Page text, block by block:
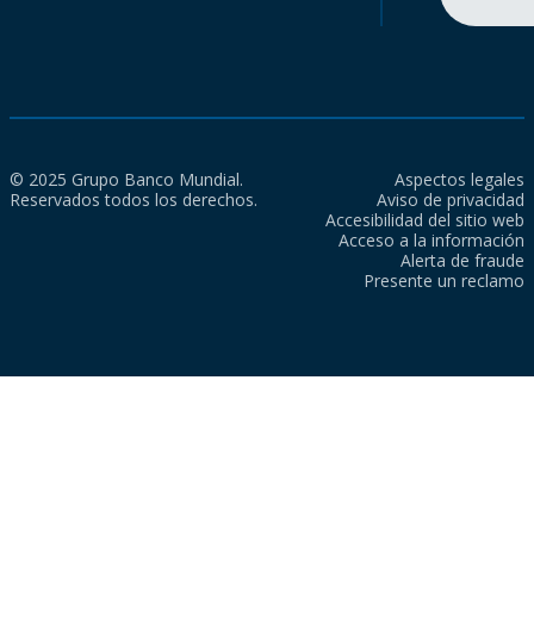
© 2025 Grupo Banco Mundial.
Reservados todos los derechos.
Aspectos legales
Aviso de privacidad
Accesibilidad del sitio web
Acceso a la información
Alerta de fraude
Presente un reclamo